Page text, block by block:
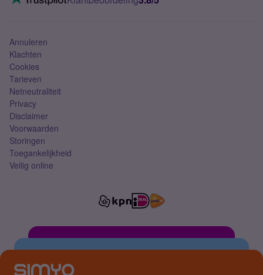
Mobiel abonnement
Annuleren
Klachten
Cookies
Tarieven
Netneutraliteit
Privacy
Disclaimer
Voorwaarden
Storingen
Toegankelijkheid
Veilig online